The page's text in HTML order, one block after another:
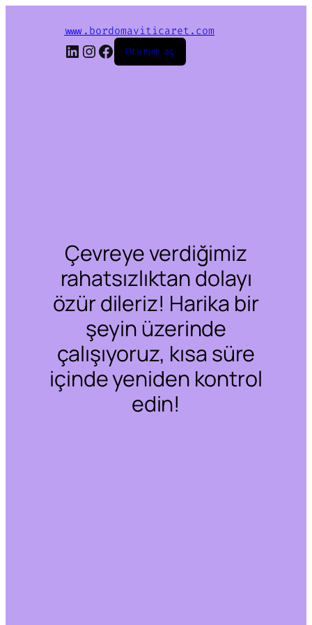
www.bordomaviticaret.com
LinkedIn
Instagram
Facebook
Oturum aç
Çevreye verdiğimiz
rahatsızlıktan dolayı
özür dileriz! Harika bir
şeyin üzerinde
çalışıyoruz, kısa süre
içinde yeniden kontrol
edin!